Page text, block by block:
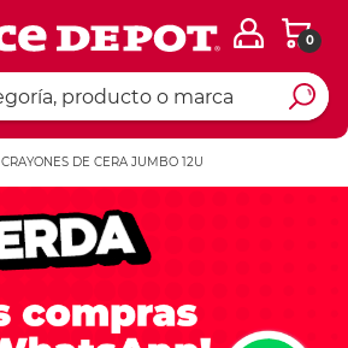
0
CRAYONES DE CERA JUMBO 12U
Ingresar Codigo